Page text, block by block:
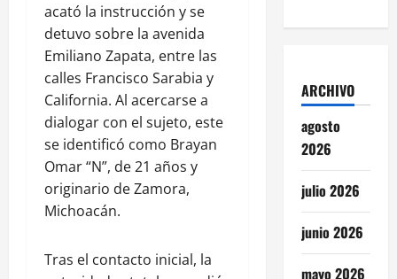
acató la instrucción y se
detuvo sobre la avenida
Emiliano Zapata, entre las
calles Francisco Sarabia y
California. Al acercarse a
dialogar con el sujeto, este
se identificó como Brayan
Omar “N”, de 21 años y
originario de Zamora,
Michoacán.
Tras el contacto inicial, la
ARCHIVO
agosto
2026
julio 2026
junio 2026
mayo 2026